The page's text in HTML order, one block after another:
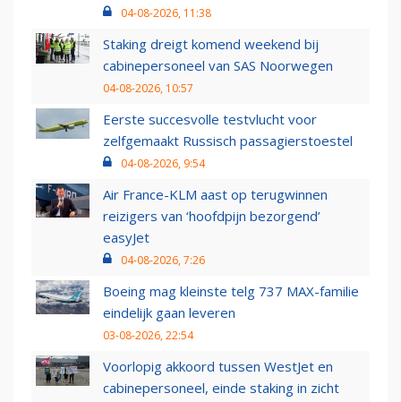
04-08-2026, 11:38
Staking dreigt komend weekend bij
cabinepersoneel van SAS Noorwegen
04-08-2026, 10:57
Eerste succesvolle testvlucht voor
zelfgemaakt Russisch passagierstoestel
04-08-2026, 9:54
Air France-KLM aast op terugwinnen
reizigers van ‘hoofdpijn bezorgend’
easyJet
04-08-2026, 7:26
Boeing mag kleinste telg 737 MAX-familie
eindelijk gaan leveren
03-08-2026, 22:54
Voorlopig akkoord tussen WestJet en
cabinepersoneel, einde staking in zicht